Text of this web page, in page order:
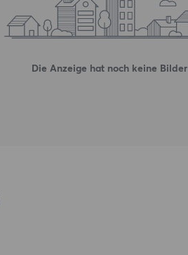
Die Anzeige hat noch keine Bilder